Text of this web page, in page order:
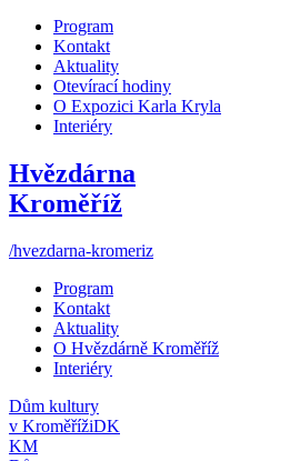
Program
Kontakt
Aktuality
Otevírací hodiny
O Expozici Karla Kryla
Interiéry
Hvězdárna
Kroměříž
/hvezdarna-kromeriz
Program
Kontakt
Aktuality
O Hvězdárně Kroměříž
Interiéry
Dům kultury
v KroměřížiDK
KM